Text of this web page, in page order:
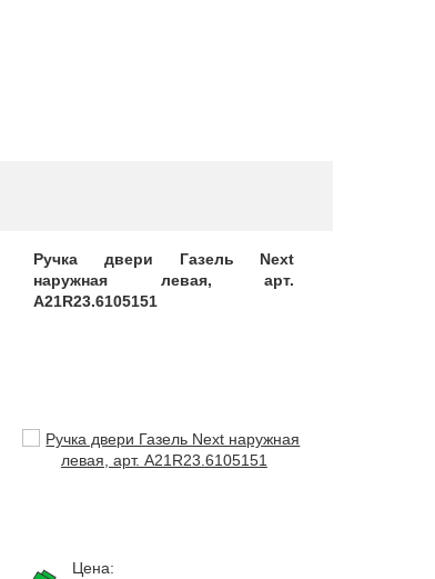
Ручка двери Газель Next
наружная левая, арт.
A21R23.6105151
Цена: